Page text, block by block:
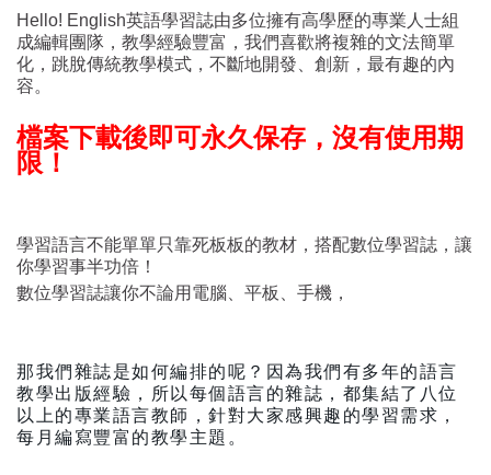
Hello! English英語學習誌由多位擁有高學歷的專業人士組
成編輯團隊，教學經驗豐富，我們喜歡將複雜的文法簡單
化，跳脫傳統教學模式，不斷地開發、創新，最有趣的內
容。
檔案下載後即可永久保存，沒有使用期
限！
學習語言不能單單只靠死板板的教材，搭配數位學習誌，讓
你學習事半功倍！
數位學習誌讓你不論用電腦、平板、手機，
那我們雜誌是如何編排的呢？因為我們有多年的語言
教學出版經驗，所以每個語言的雜誌，都集結了八位
以上的專業語言教師，針對大家感興趣的學習需求，
每月編寫豐富的教學主題。